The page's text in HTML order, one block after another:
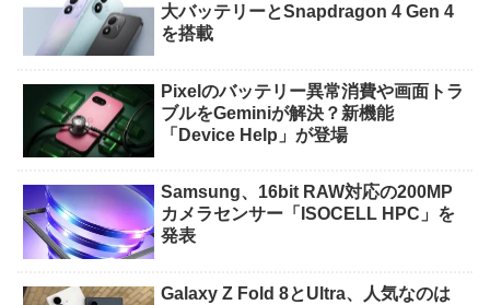
大バッテリーとSnapdragon 4 Gen 4
を搭載
Pixelのバッテリー異常消費や画面トラ
ブルをGeminiが解決？新機能
「Device Help」が登場
Samsung、16bit RAW対応の200MP
カメラセンサー「ISOCELL HPC」を
発表
Galaxy Z Fold 8とUltra、人気なのは